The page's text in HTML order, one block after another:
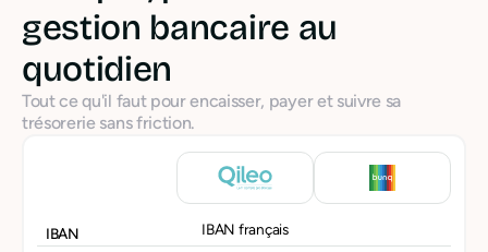
gestion bancaire au
quotidien
Tout ce qu'il faut pour encaisser, payer et suivre sa
trésorerie sans friction.
IBAN IBAN français